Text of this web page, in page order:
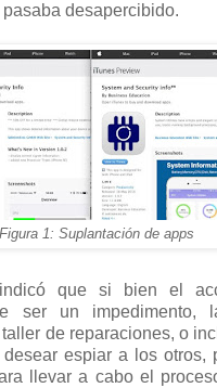
desapercibido.
Figura 1: Suplantación de apps
que si bien el
ser un impedimento,
de reparaciones, o
espiar a los otros,
llevar a cabo el